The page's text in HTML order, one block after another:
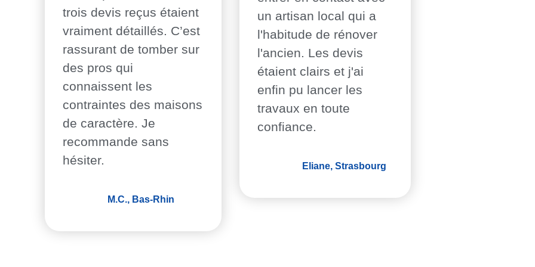
trois devis reçus étaient
vraiment détaillés. C’est
rassurant de tomber sur
des pros qui
connaissent les
contraintes des maisons
de caractère. Je
recommande sans
hésiter.
M.C., Bas-Rhin
un artisan local qui a
l'habitude de rénover
l'ancien. Les devis
étaient clairs et j'ai
enfin pu lancer les
travaux en toute
confiance.
Eliane, Strasbourg